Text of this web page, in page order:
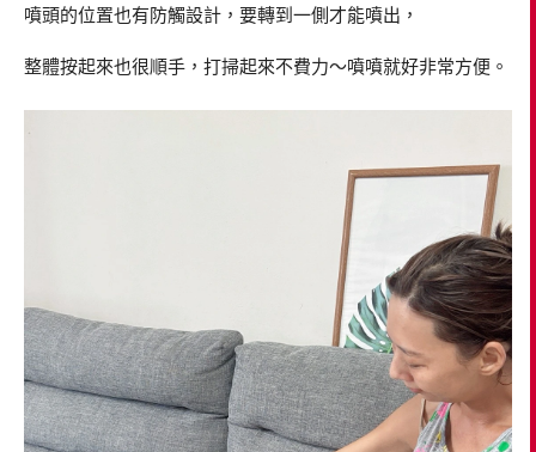
噴頭的位置也有防觸設計，要轉到一側才能噴出，
整體按起來也很順手，打掃起來不費力～噴噴就好非常方便。